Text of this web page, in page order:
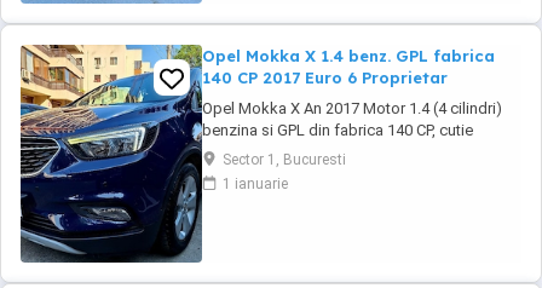
Opel Mokka X 1.4 benz. GPL fabrica
140 CP 2017 Euro 6 Proprietar
Opel Mokka X An 2017 Motor 1.4 (4 cilindri)
benzina si GPL din fabrica 140 CP, cutie
manuala 6 trepte, distributie lant, Rulaj
182.550 km reali, certificati, carte service
completa, adusa in decembrie 2021 din
Sector 1, Bucuresti
1 ianuarie